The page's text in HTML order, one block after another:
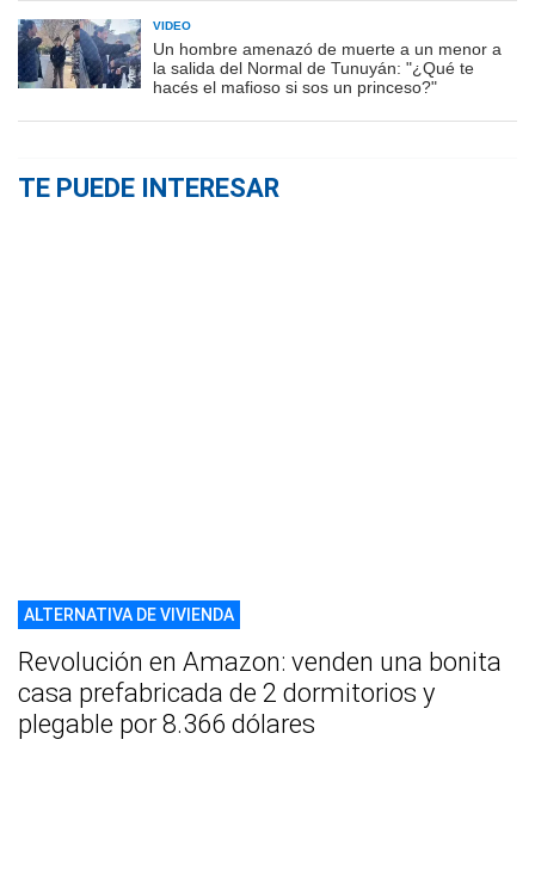
VIDEO
Un hombre amenazó de muerte a un menor a
la salida del Normal de Tunuyán: "¿Qué te
hacés el mafioso si sos un princeso?"
TE PUEDE INTERESAR
ALTERNATIVA DE VIVIENDA
Revolución en Amazon: venden una bonita
casa prefabricada de 2 dormitorios y
plegable por 8.366 dólares